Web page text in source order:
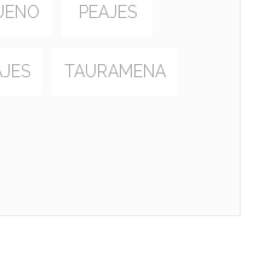
PEAJES
TAURAMENA